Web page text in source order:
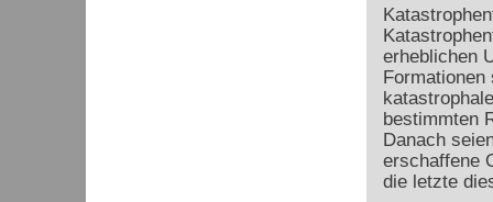
erheblichen
bestimmten
Danach
erschaffene
die letzte